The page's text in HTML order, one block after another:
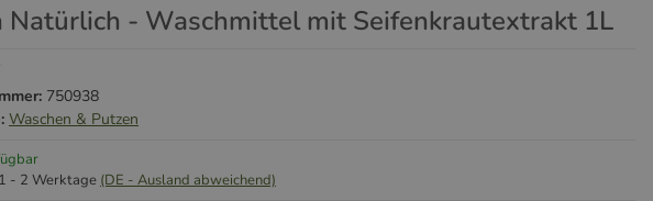
Natürlich - Waschmittel mit Seifenkrautextrakt 1L
750938
Waschen & Putzen
1 - 2 Werktage (DE - Ausland abweichend)